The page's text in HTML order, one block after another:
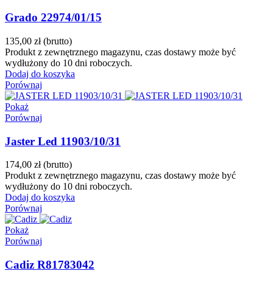
Grado 22974/01/15
135,00 zł (brutto)
Produkt z zewnętrznego magazynu, czas dostawy może być
wydłużony do 10 dni roboczych.
Dodaj do koszyka
Porównaj
Pokaż
Porównaj
Jaster Led 11903/10/31
174,00 zł (brutto)
Produkt z zewnętrznego magazynu, czas dostawy może być
wydłużony do 10 dni roboczych.
Dodaj do koszyka
Porównaj
Pokaż
Porównaj
Cadiz R81783042